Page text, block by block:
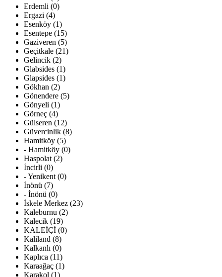
Erdemli (0)
Ergazi (4)
Esenköy (1)
Esentepe (15)
Gaziveren (5)
Geçitkale (21)
Gelincik (2)
Glabsides (1)
Glapsides (1)
Gökhan (2)
Gönendere (5)
Gönyeli (1)
Görneç (4)
Gülseren (12)
Güvercinlik (8)
Hamitköy (5)
- Hamitköy (0)
Haspolat (2)
İncirli (0)
- Yenikent (0)
İnönü (7)
- İnönü (0)
İskele Merkez (23)
Kaleburnu (2)
Kalecik (19)
KALEİÇİ (0)
Kaliland (8)
Kalkanlı (0)
Kaplıca (11)
Karaağaç (1)
Karakol (1)